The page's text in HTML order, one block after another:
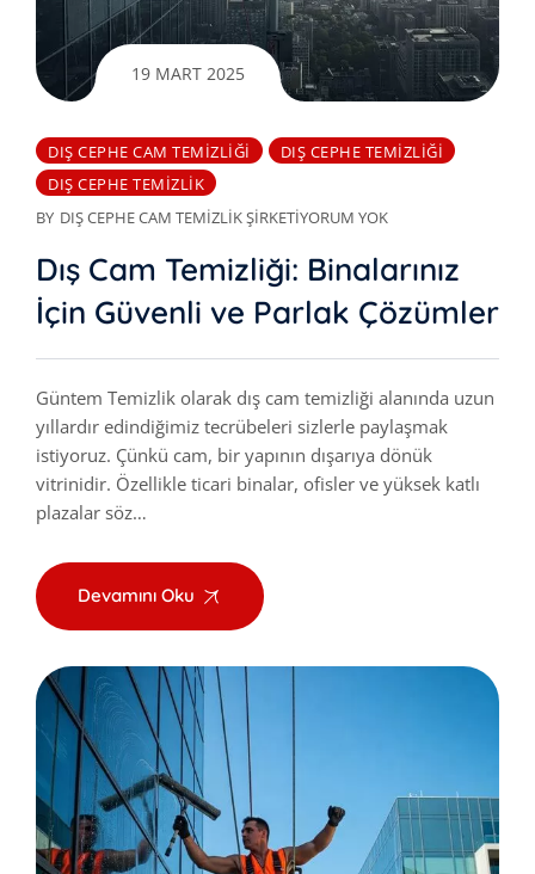
19 MART 2025
DIŞ CEPHE CAM TEMIZLIĞI
DIŞ CEPHE TEMIZLIĞI
DIŞ CEPHE TEMIZLIK
BY DIŞ CEPHE CAM TEMIZLIK ŞIRKETIYORUM YOK
Dış Cam Temizliği: Binalarınız
İçin Güvenli ve Parlak Çözümler
Güntem Temizlik olarak dış cam temizliği alanında uzun
yıllardır edindiğimiz tecrübeleri sizlerle paylaşmak
istiyoruz. Çünkü cam, bir yapının dışarıya dönük
vitrinidir. Özellikle ticari binalar, ofisler ve yüksek katlı
plazalar söz…
Devamını Oku